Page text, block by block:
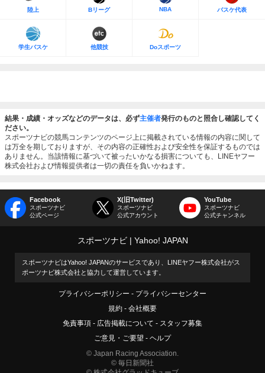
陸上 Bリーグ NBA バスケ代表
学生バスケ 他競技 Doスポーツ
結果・成績・オッズなどのデータは、必ず主催者発行のものと照合し確認してく
ださい。
スポーツナビの競馬コンテンツのページ上に掲載されている情報の内容に関して
は万全を期しておりますが、その内容の正確性および安全性を保証するものでは
ありません。当該情報に基づいて被ったいかなる損害についても、LINEヤフー
株式会社および情報提供者は一切の責任を負いかねます。
Facebook
スポーツナビ
公式ページ
X(旧Twitter)
スポーツナビ
公式アカウント
YouTube
スポーツナビ
公式チャンネル
スポーツナビ Yahoo! JAPAN
スポーツナビはYahoo! JAPANのサービスであり、LINEヤフー株式会社がス
ポーツナビ株式会社と協力して運営しています。
プライバシーポリシー
プライバシーセンター
規約
会社概要
免責事項
広告掲載について
スタッフ募集
ご意見・ご要望
ヘルプ
© Japan Racing Association.
© 毎日新聞社